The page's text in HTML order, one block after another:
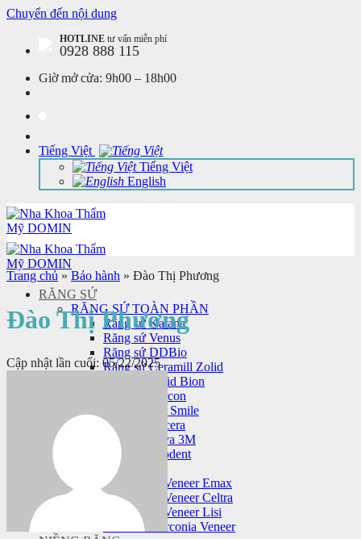
Chuyển đến nội dung
HOTLINE tư vấn miễn phí
0928 888 115
Giờ mở cửa: 9h00 – 18h00
Tiếng Việt
Tiếng Việt
English
RĂNG SỨ
RĂNG SỨ TOÀN PHẦN
Răng sứ Katana
Răng sứ Venus
Răng sứ DDBio
Răng sứ Ceramill Zolid
Răng sứ Zolid Bion
Răng sứ Cercon
Răng sứ HT Smile
Răng sứ Nacera
Răng sứ Lava 3M
Răng sứ Orodent
Mặt dán sứ veneer
Mặt dán sứ Veneer Emax
Mặt dán sứ Veneer Celtra
Mặt dán sứ Veneer Lisi
Laminate Zirconia Veneer
Trang chủ » Bảo hành » Đào Thị Phương
Đào Thị Phương
Cập nhật lần cuối: 05/22/2025